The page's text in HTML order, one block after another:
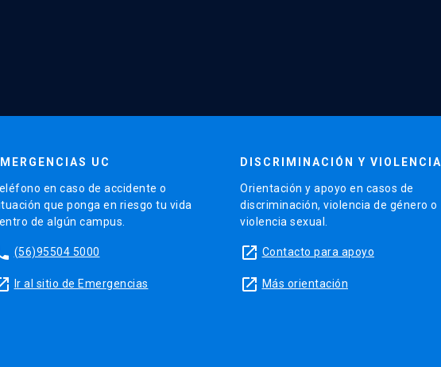
UC
en caso de accidente o
que ponga en riesgo tu vida
de algún campus.
(56)95504 5000
Ir al sitio de Emergencias
DISCRIMINACIÓN Y VIOLENCIA
Orientación y apoyo en casos de
discriminación, violencia de género o
violencia sexual.
launch Contacto para apoyo
launch Más orientación